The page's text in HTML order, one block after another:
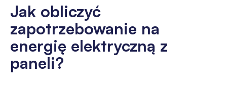
Jak obliczyć
zapotrzebowanie na
energię elektryczną z
paneli?